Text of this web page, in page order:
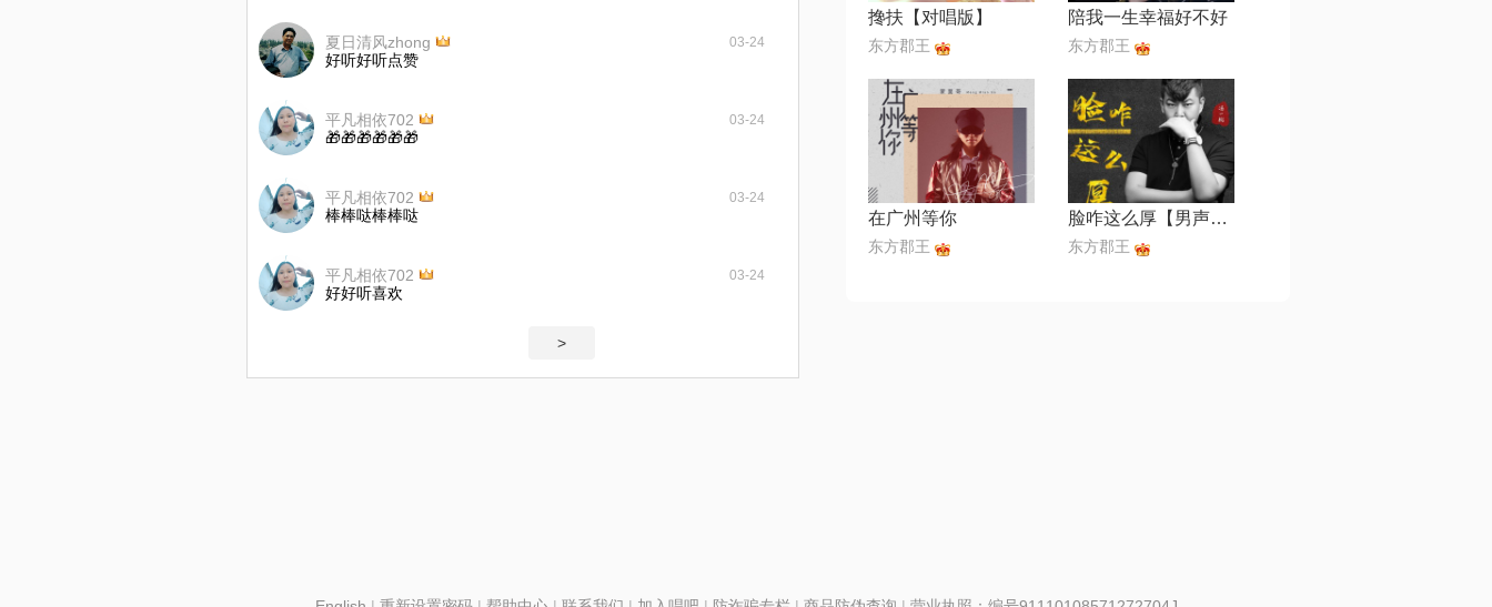
夏日清风zhong 03-24
好听好听点赞
平凡相依702 03-24
🎁🎁🎁🎁🎁🎁
平凡相依702 03-24
棒棒哒棒棒哒
平凡相依702 03-24
好好听喜欢
>
搀扶【对唱版】
东方郡王
陪我一生幸福好不好
东方郡王
在广州等你
东方郡王
脸咋这么厚【男声版】
东方郡王